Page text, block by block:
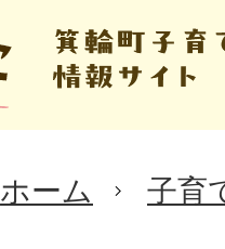
ホーム 子育